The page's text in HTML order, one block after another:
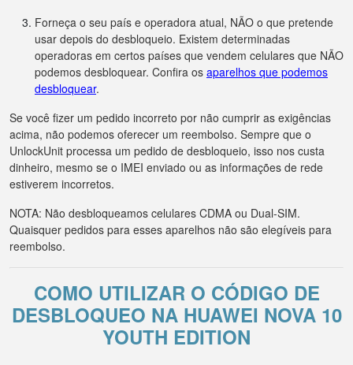
Forneça o seu país e operadora atual, NÃO o que pretende
usar depois do desbloqueio. Existem determinadas
operadoras em certos países que vendem celulares que NÃO
podemos desbloquear. Confira os aparelhos que podemos
desbloquear.
Se você fizer um pedido incorreto por não cumprir as exigências
acima, não podemos oferecer um reembolso. Sempre que o
UnlockUnit processa um pedido de desbloqueio, isso nos custa
dinheiro, mesmo se o IMEI enviado ou as informações de rede
estiverem incorretos.
NOTA: Não desbloqueamos celulares CDMA ou Dual-SIM.
Quaisquer pedidos para esses aparelhos não são elegíveis para
reembolso.
COMO UTILIZAR O CÓDIGO DE
DESBLOQUEO NA HUAWEI NOVA 10
YOUTH EDITION